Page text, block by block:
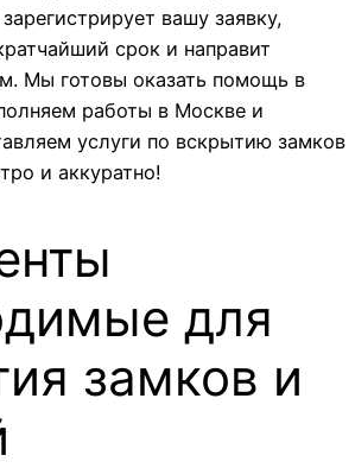
вашу заявку,
срок и направит
Мы готовы оказать помощь в
работы в Москве и
услуги по вскрытию замков
и аккуратно!
для
замков и